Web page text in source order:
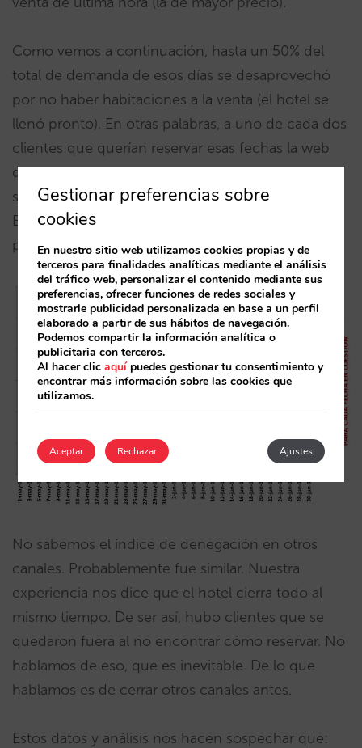
Como vemos a continuación, hasta un 50% del
total de demanda de esos días se desaprovechó
por no haber habitaciones a la venta (el hotel se
llenó pronto). En otras palabras, a uno de cada dos
clientes que querían reservar esas fechas la web
de los hoteles respondían con el mensaje “lo
siento no hay habitaciones; estamos completos”.
Ese porcentaje en fines de semana anterior y
posterior oscila en cambio entre el 18% y el 23%.
No sabemos el índice de denegación en otros
canales. Probablemente fue similar. Nuestra
experiencia nos dice que el hotel cierra todo al
mismo tiempo. De ser así, hubo clientes que se
quedaron fuera al no encontrar cómo reservar. No
hablamos de eso, que es inevitable. De lo que
hablamos es de cerrar otros canales antes.
Estos datos y análisis nos hacen sospechar que:
Gestionar preferencias sobre
cookies
En nuestro sitio web utilizamos cookies propias y de
terceros para finalidades analíticas mediante el análisis
del tráfico web, personalizar el contenido mediante sus
preferencias, ofrecer funciones de redes sociales y
mostrarle publicidad personalizada en base a un perfil
elaborado a partir de sus hábitos de navegación.
Podemos compartir la información analítica o
publicitaria con terceros.
Al hacer clicaquípuedes gestionar tu consentimiento y
encontrar más información sobre las cookies que
utilizamos.
Aceptar Ajustes
Rechazar